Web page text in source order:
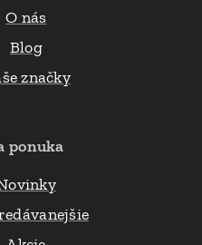
O nás
Blog
značky
ponuka